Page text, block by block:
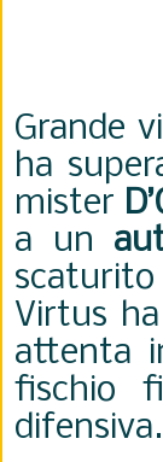
Grande
ha
mister
a un
scaturito
Virtus
attenta
fischio
difensiva.